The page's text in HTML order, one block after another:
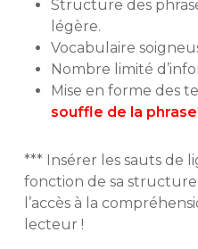
Structure des
légère.
Vocabulaire
Nombre limité
Mise en forme des
souffle de la phrase
*** Insérer les sauts de
fonction de sa
l’accès à la
lecteur !